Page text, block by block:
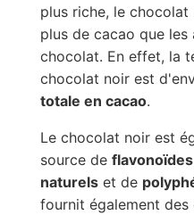
plus riche, le
plus de cacao que
chocolat. En effet, la
chocolat noir est
totale en cacao.
Le chocolat noir est
source de flavonoïdes
naturelset de
fournit également des